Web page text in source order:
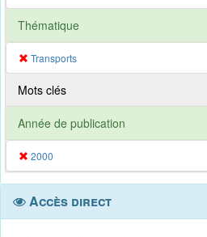
Thématique
Transports
Mots clés
Année de publication
2000
Accès direct